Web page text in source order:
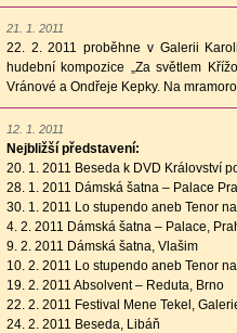
21. 1. 2011
22. 2. 2011 proběhne v Galerii
hudební kompozice „Za světlem
Vránové a Ondřeje Kepky. Na
12. 1. 2011
Nejbližší představení:
20. 1. 2011 Beseda k DVD Království
28. 1. 2011 Dámská šatna – Palace
30. 1. 2011 Lo stupendo aneb Tenor
4. 2. 2011 Dámská šatna – Palace,
9. 2. 2011 Dámská šatna, Vlašim
10. 2. 2011 Lo stupendo aneb Tenor
19. 2. 2011 Absolvent – Reduta, Brno
22. 2. 2011 Festival Mene Tekel,
24. 2. 2011 Beseda, Libáň